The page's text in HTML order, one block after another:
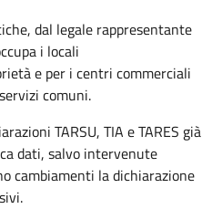
dal legale rappresentante
i locali
e per i centri commerciali
comuni.
TARSU, TIA e TARES già
dati, salvo intervenute
cambiamenti la dichiarazione